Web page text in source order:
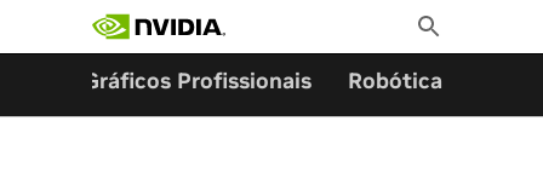
Toggle
Search
Gráficos Profissionais Robótica